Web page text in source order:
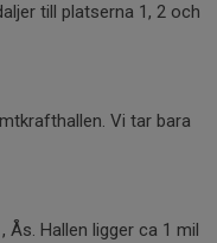
till platserna 1, 2 och
Vi tar bara
Hallen ligger ca 1 mil